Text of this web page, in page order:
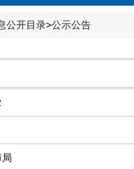
公开目录>公示公告